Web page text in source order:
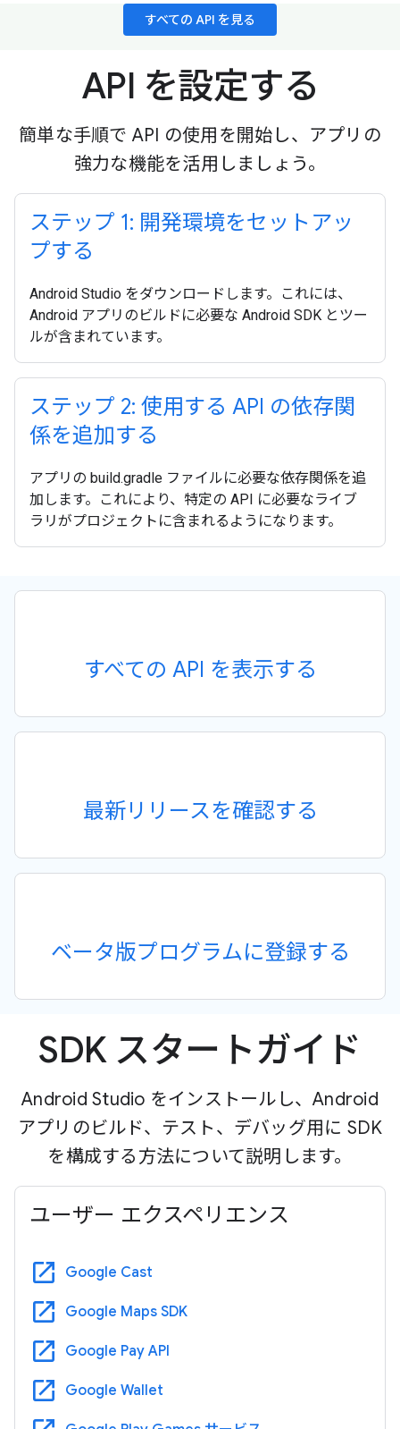
すべての API を見る
API を設定する
簡単な手順で API の使用を開始し、アプリの
強力な機能を活用しましょう。
ステップ 1: 開発環境をセットアッ
プする
Android Studio をダウンロードします。これには、
Android アプリのビルドに必要な Android SDK とツー
ルが含まれています。
ステップ 2: 使用する API の依存関
係を追加する
アプリの build.gradle ファイルに必要な依存関係を追
加します。これにより、特定の API に必要なライブ
ラリがプロジェクトに含まれるようになります。
すべての API を表示する
最新リリースを確認する
ベータ版プログラムに登録する
SDK スタートガイド
Android Studio をインストールし、Android
アプリのビルド、テスト、デバッグ用に SDK
を構成する方法について説明します。
ユーザー エクスペリエンス
open_in_new Google Cast
open_in_new Google Maps SDK
open_in_new Google Pay API
open_in_new Google Wallet